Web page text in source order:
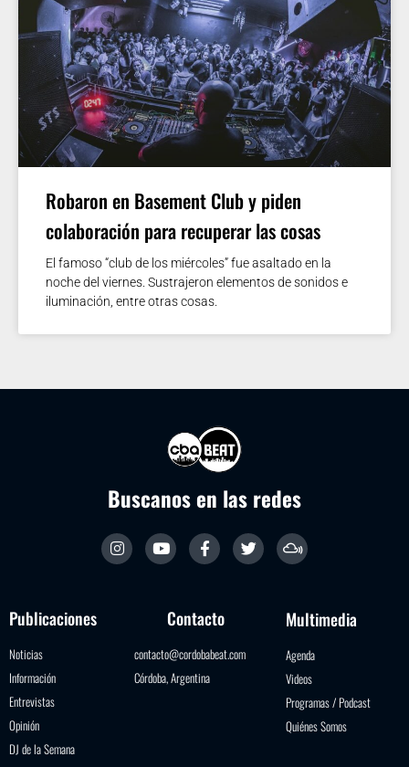
Robaron en Basement Club y piden
colaboración para recuperar las cosas
El famoso “club de los miércoles” fue asaltado en la
noche del viernes. Sustrajeron elementos de sonidos e
iluminación, entre otras cosas.
Buscanos en las redes
Publicaciones
Noticias
Información
Entrevistas
Opinión
DJ de la Semana
Contacto
contacto@cordobabeat.com
Córdoba, Argentina
Multimedia
Agenda
Videos
Programas / Podcast
Quiénes Somos